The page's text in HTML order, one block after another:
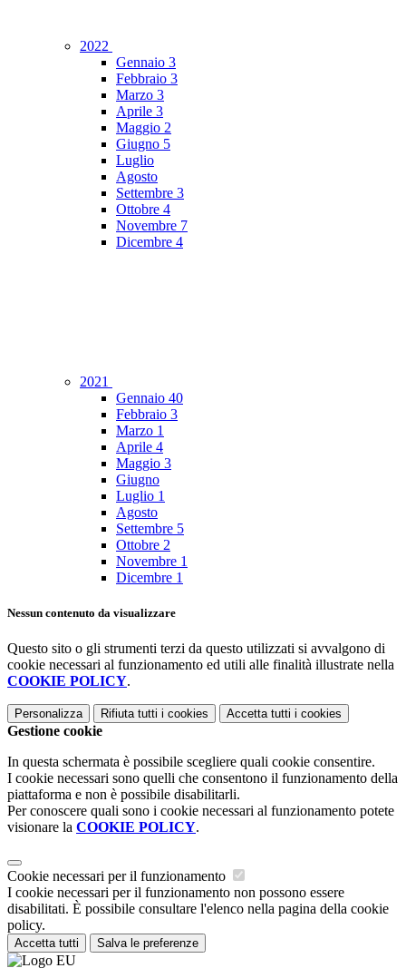
2022
Gennaio 3
Febbraio 3
Marzo 3
Aprile 3
Maggio 2
Giugno 5
Luglio
Agosto
Settembre 3
Ottobre 4
Novembre 7
Dicembre 4
2021
Gennaio 40
Febbraio 3
Marzo 1
Aprile 4
Maggio 3
Giugno
Luglio 1
Agosto
Settembre 5
Ottobre 2
Novembre 1
Dicembre 1
Nessun contenuto da visualizzare
Questo sito o gli strumenti terzi da questo utilizzati si avvalgono di
cookie necessari al funzionamento ed utili alle finalità illustrate nella
COOKIE POLICY.
Personalizza Rifiuta tutti i cookies Accetta tutti i cookies
Gestione cookie
In questa schermata è possibile scegliere quali cookie consentire.
I cookie necessari sono quelli che consentono il funzionamento della
piattaforma e non è possibile disabilitarli.
Per conoscere quali sono i cookie necessari al funzionamento potete
visionare la COOKIE POLICY.
Cookie necessari per il funzionamento
I cookie necessari per il funzionamento non possono essere
disabilitati. È possibile consultare l'elenco nella pagina della cookie
policy.
Accetta tutti Salva le preferenze